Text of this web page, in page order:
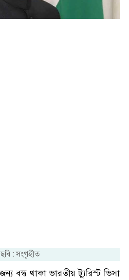
ছবি : সংগৃহীত
বন্ধ থাকা ভারতীয় ট্যুরিস্ট ভিসা